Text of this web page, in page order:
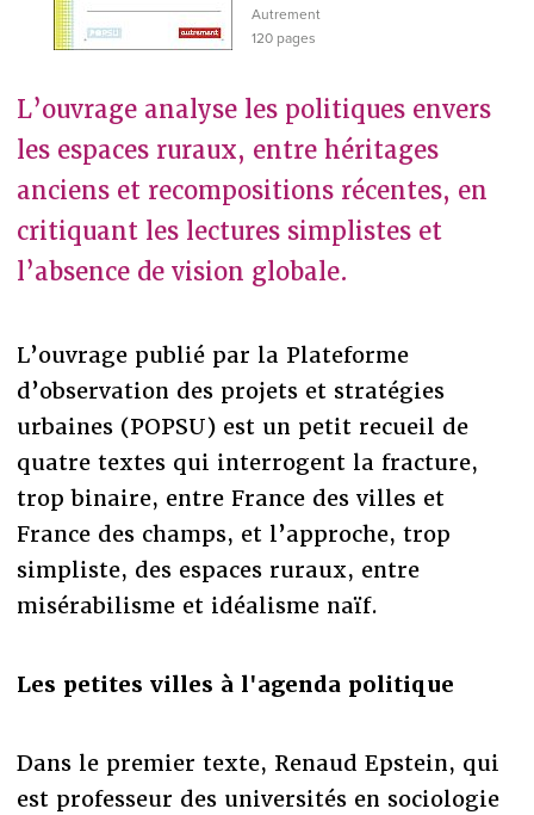
Autrement
120 pages
L’ouvrage analyse les politiques envers
les espaces ruraux, entre héritages
anciens et recompositions récentes, en
critiquant les lectures simplistes et
l’absence de vision globale.
L’ouvrage publié par la Plateforme
d’observation des projets et stratégies
urbaines (POPSU) est un petit recueil de
quatre textes qui interrogent la fracture,
trop binaire, entre France des villes et
France des champs, et l’approche, trop
simpliste, des espaces ruraux, entre
misérabilisme et idéalisme naïf.
Les petites villes à l'agenda politique
Dans le premier texte, Renaud Epstein, qui
est professeur des universités en sociologie